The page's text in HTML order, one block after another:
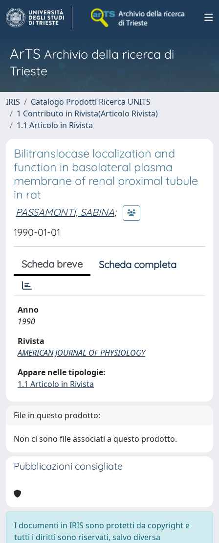
ArTS Archivio della ricerca di
Trieste
IRIS
Catalogo Prodotti Ricerca UNITS
1 Contributo in Rivista(Articolo Rivista)
1.1 Articolo in Rivista
Bilitranslocase localization and
function in basolateral plasma
membrane of renal proximal tubule
in rat
PASSAMONTI, SABINA;
1990-01-01
Scheda breve Scheda completa
Anno
1990
Rivista
AMERICAN JOURNAL OF PHYSIOLOGY
Appare nelle tipologie:
1.1 Articolo in Rivista
File in questo prodotto:
Non ci sono file associati a questo prodotto.
Pubblicazioni consigliate
I documenti in IRIS sono protetti da copyright e
tutti i diritti sono riservati, salvo diversa